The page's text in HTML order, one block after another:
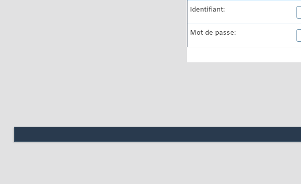
Identifiant:
Mot de passe: